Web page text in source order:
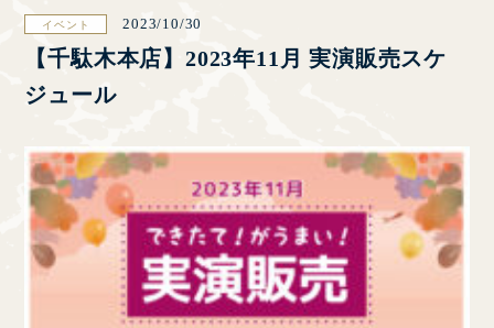
イベント 2023/10/30
【千駄木本店】2023年11月 実演販売スケ
ジュール